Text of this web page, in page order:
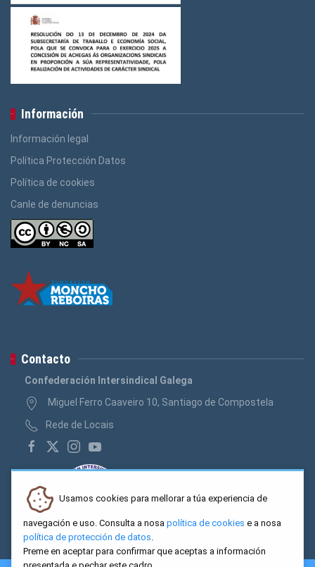
Información
Información legal
Política Protección Datos
Política de cookies
Canle de denuncias
Contacto
Confederación Intersindical Galega
Miguel Ferro Caaveiro 10, Santiago de Compostela
Rede de Locais
Usamos cookies para mellorar a túa experiencia de
navegación e uso. Consulta a nosa política de cookies e a nosa
política de protección de datos.
Preme en aceptar para confirmar que aceptas a información